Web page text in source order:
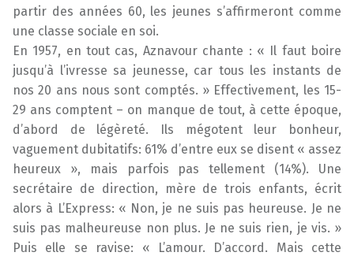
partir des années 60, les jeunes s’affirmeront comme
une classe sociale en soi.
En 1957, en tout cas, Aznavour chante : « Il faut boire
jusqu’à l’ivresse sa jeunesse, car tous les instants de
nos 20 ans nous sont comptés. » Effectivement, les 15-
29 ans comptent – on manque de tout, à cette époque,
d’abord de légèreté. Ils mégotent leur bonheur,
vaguement dubitatifs: 61% d’entre eux se disent « assez
heureux », mais parfois pas tellement (14%). Une
secrétaire de direction, mère de trois enfants, écrit
alors à L’Express: « Non, je ne suis pas heureuse. Je ne
suis pas malheureuse non plus. Je ne suis rien, je vis. »
Puis elle se ravise: « L’amour. D’accord. Mais cette